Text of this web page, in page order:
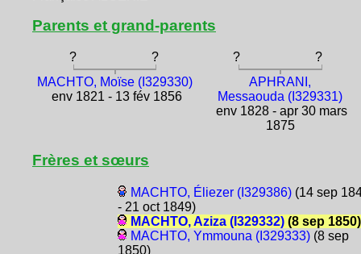
Parents et grand-parents
? ? ?
?
MACHTO, Moïse (I329330)
env 1821 - 13 fév 1856
APHRANI,
Messaouda (I329331)
env 1828 - apr 30 mars
1875
Frères et sœurs
MACHTO, Éliezer (I329386)(14 sep
- 21 oct 1849)
MACHTO, Aziza (I329332)(8 sep 1850)
MACHTO, Ymmouna (I329333)(8 sep
1850)